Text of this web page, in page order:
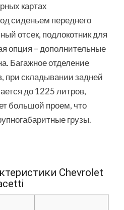
картах
сиденьем переднего
отсек, подлокотник для
опция – дополнительные
Багажное отделение
при складывании задней
до 1225 литров,
большой проем, что
грузы.
Chevrolet